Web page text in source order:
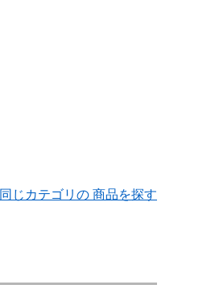
同じカテゴリの 商品を探す